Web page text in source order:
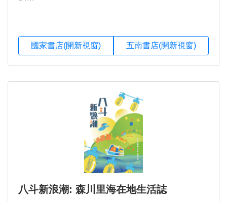
國家書店(開新視窗) 五南書店(開新視窗)
八斗新浪潮: 森川里海在地生活誌